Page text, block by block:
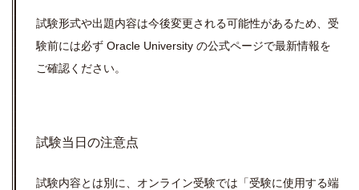
試験形式や出題内容は今後変更される可能性があるため、受
験前には必ず Oracle University の公式ページで最新情報を
ご確認ください。
試験当日の注意点
試験内容とは別に、オンライン受験では「受験に使用する端